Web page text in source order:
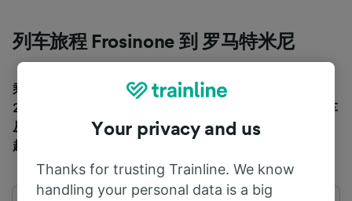
列车旅程 Frosinone 到 罗马特米尼
乘火车从 Frosinone 到 罗马特米尼 的平均旅行时间为
2h52m，大约需要 75 km 英里。 通常每天有 3 火车 班火车
从Frosinone 到 罗马特米尼 行驶，车票价格为 €5.10 英镑
起。
Your privacy and us
Thanks for trusting Trainline. We know
handling your personal data is a big